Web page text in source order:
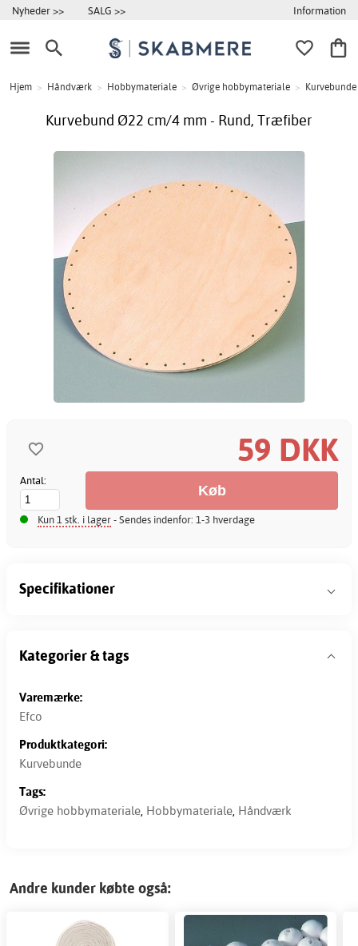
Nyheder >> SALG >> Information
Hjem > Håndværk > Hobbymateriale > Øvrige hobbymateriale > Kurvebunde
Kurvebund Ø22 cm/4 mm - Rund, Træfiber
59 DKK
Antal:
Kun 1 stk. i lager- Sendes indenfor: 1-3 hverdage
Specifikationer
Kategorier & tags
Varemærke:
Efco
Produktkategori:
Kurvebunde
Tags:
Øvrige hobbymateriale, Hobbymateriale, Håndværk
Andre kunder købte også: